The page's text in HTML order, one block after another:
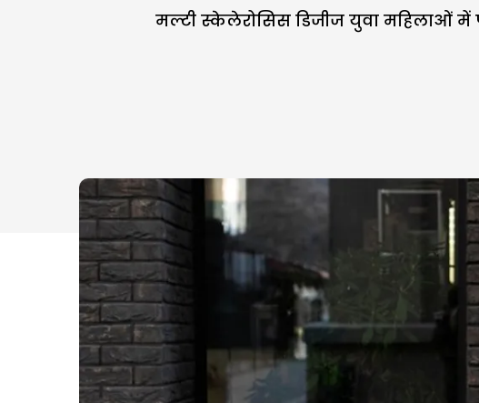
मल्टी स्केलेरोसिस डिजीज युवा महिलाओं में